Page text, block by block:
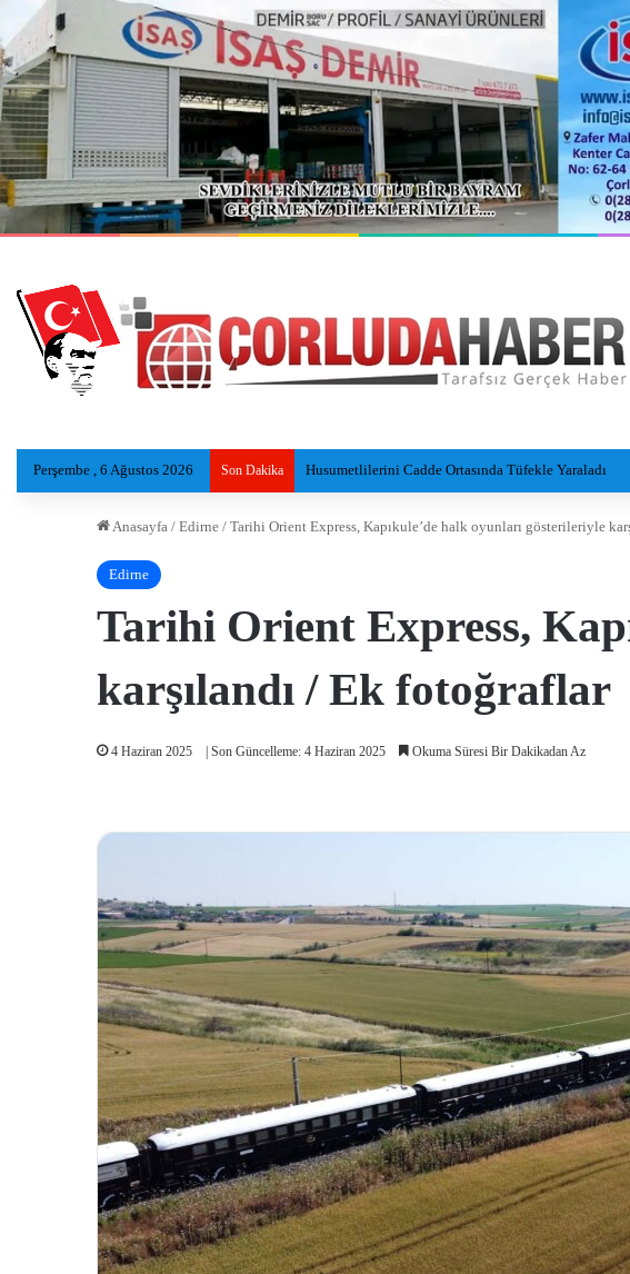
Perşembe , 6 Ağustos 2026 Son Dakika Gölde kaybolan kişinin cansız bedeni bulundu
Anasayfa / Edirne / Tarihi Orient Express, Kapıkule’de halk oyunları gösterileriyle
Edirne
Tarihi Orient Express,
karşılandı / Ek fotoğraflar
4 Haziran 2025 | Son Güncelleme: 4 Haziran 2025 Okuma Süresi Bir Dakikadan Az